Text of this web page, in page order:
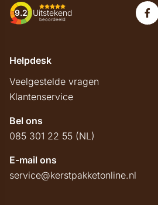
9.2 Uitstekend
beoordeeld
Helpdesk
Veelgestelde vragen
Klantenservice
Bel ons
085 301 22 55 (NL)
E-mail ons
service@kerstpakketonline.nl